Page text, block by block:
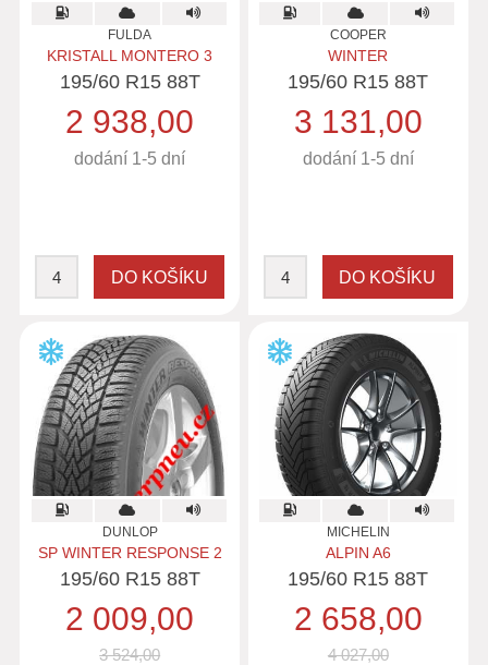
FULDA
KRISTALL MONTERO 3
195/60 R15 88T
2 938,00
dodání 1-5 dní
COOPER
WINTER
195/60 R15 88T
3 131,00
dodání 1-5 dní
DUNLOP
SP WINTER RESPONSE 2
195/60 R15 88T
2 009,00
3 524,00
MICHELIN
ALPIN A6
195/60 R15 88T
2 658,00
4 027,00